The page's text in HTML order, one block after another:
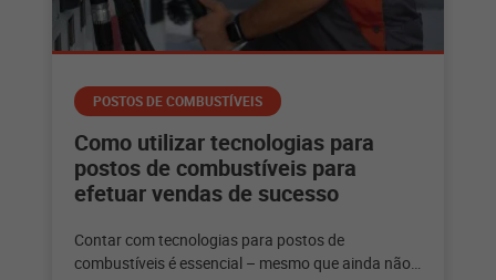
POSTOS DE COMBUSTÍVEIS
Como utilizar tecnologias para
postos de combustíveis para
efetuar vendas de sucesso
Contar com tecnologias para postos de
combustíveis é essencial – mesmo que ainda não